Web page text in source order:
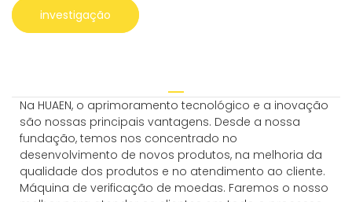
investigação
Na HUAEN, o aprimoramento tecnológico e a inovação
são nossas principais vantagens. Desde a nossa
fundação, temos nos concentrado no
desenvolvimento de novos produtos, na melhoria da
qualidade dos produtos e no atendimento ao cliente.
Máquina de verificação de moedas. Faremos o nosso